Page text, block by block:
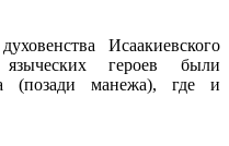
Исаакиевского
героев были
(позади манежа), где и